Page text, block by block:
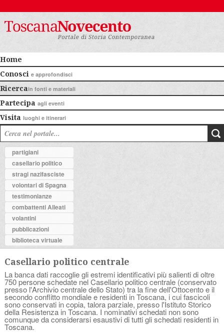
Home
Conosci e approfondisci
Ricercain fonti e materiali
Partecipa agli eventi
Visita luoghi e itinerari
partigiani
casellario politico
stragi nazifasciste
volontari di Spagna
testimonianze
combattenti Alleati
volantini
pubblicazioni
biblioteca virtuale
Casellario politico centrale
La banca dati raccoglie gli estremi identificativi più salienti di oltre
750 persone schedate nel Casellario politico centrale (conservato
presso l'Archivio centrale dello Stato) tra la fine dell'Ottocento e il
secondo conflitto mondiale e residenti in Toscana, i cui fascicoli
sono conservati in copia, talora parziale, presso l'Istituto Storico
della Resistenza in Toscana. I nominativi schedati non sono
comunque da considerarsi esaustivi di tutti gli schedati residenti in
Toscana.